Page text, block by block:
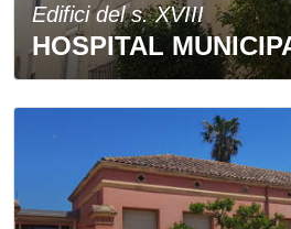
Edifici del s. XVIII
HOSPITAL